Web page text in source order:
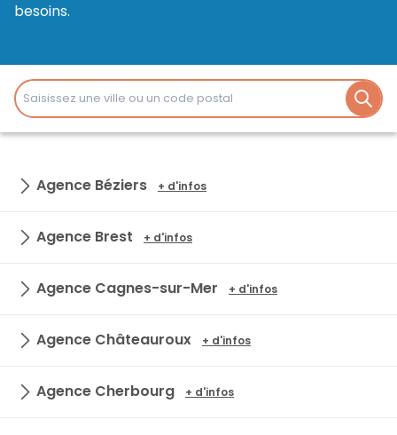
besoins.
Agence Béziers + d'infos
Agence Brest + d'infos
Agence Cagnes-sur-Mer + d'infos
Agence Châteauroux + d'infos
Agence Cherbourg + d'infos